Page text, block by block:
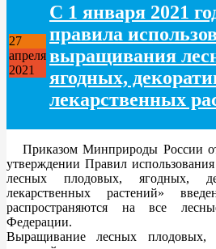
27
апреля
2021
С 1 января 2021
правила
выращивания
ягодных,
лекарственных
Приказом Минприроды России
утверждении Правил
лесных плодовых, ягодных,
лекарственных растений»
распространяются на все
Федерации.
Выращивание лесных плодовых,